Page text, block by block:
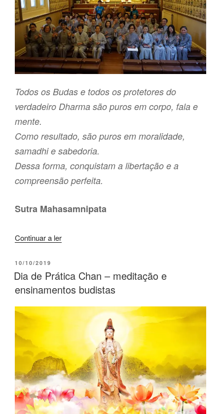
Todos os Budas e todos os protetores do
verdadeiro Dharma são puros em corpo, fala e
mente.
Como resultado, são puros em moralidade,
samadhi e sabedoria.
Dessa forma, conquistam a libertação e a
compreensão perfeita.
Sutra Mahasamnipata
Continuar a ler
10/10/2019
Dia de Prática Chan – meditação e
ensinamentos budistas